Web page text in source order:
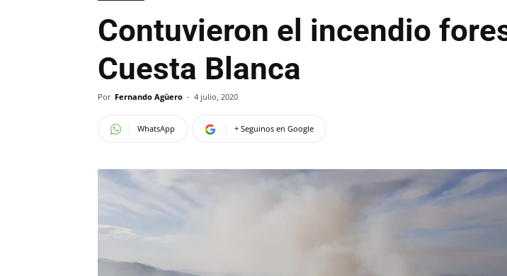
Contuvieron el incendio
Cuesta Blanca
Por Fernando Agüero - 4 julio, 2020
WhatsApp + Seguinos en Google